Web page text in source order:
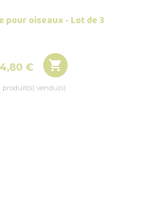
pour oiseaux - Lot de 3
Prix
€ 
produit(s) vendu(s)